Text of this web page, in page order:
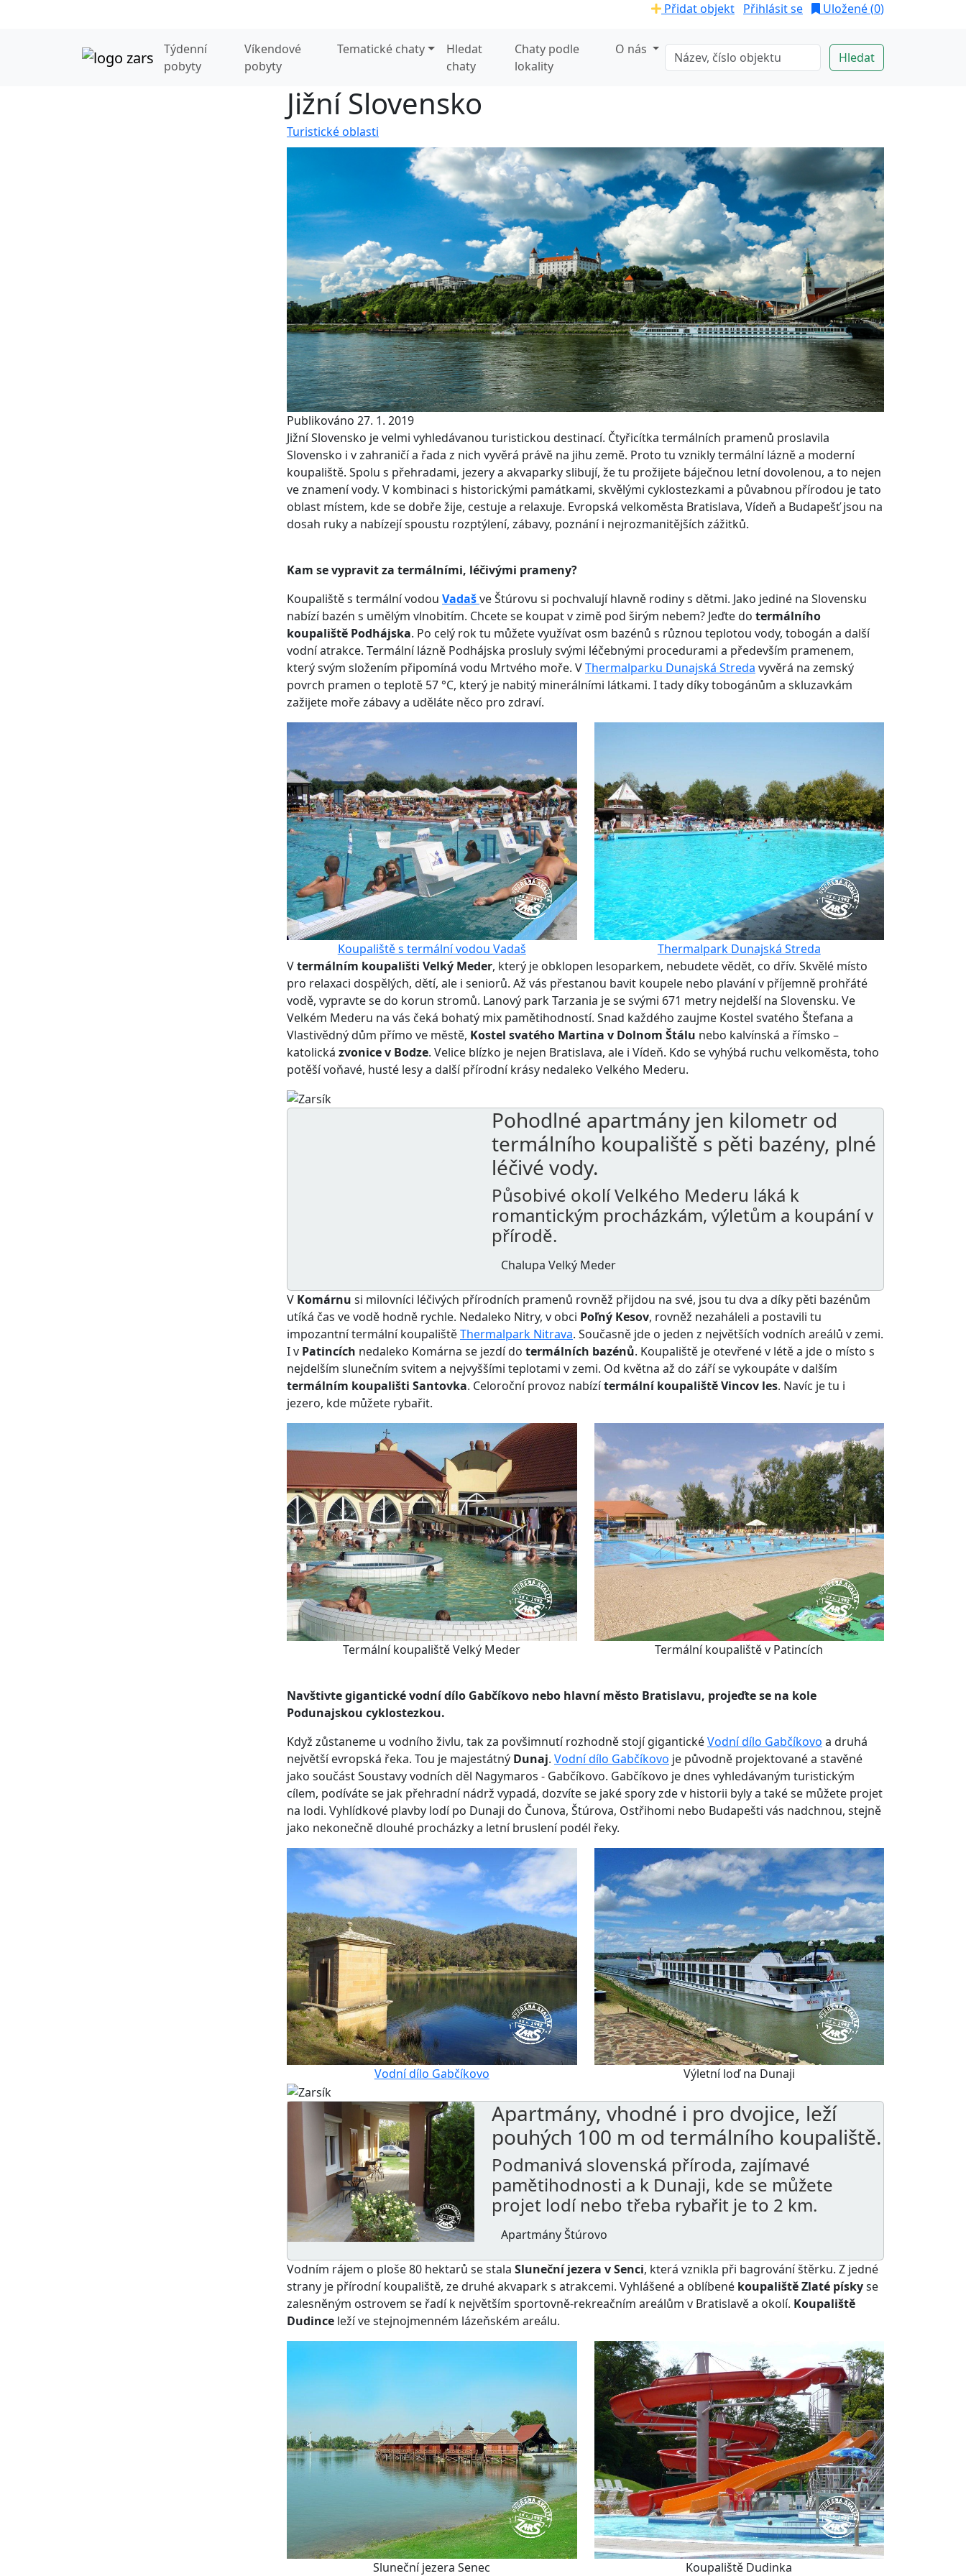
Přidat objekt Přihlásit se Uložené (0)
Týdenní
pobyty
Víkendové
pobyty
Tematické chaty
Hledat
chaty
Chaty podle
lokality
O nás
Jižní Slovensko
Turistické oblasti
Publikováno 27. 1. 2019
Jižní Slovensko je velmi vyhledávanou turistickou destinací. Čtyřicítka termálních pramenů proslavila
Slovensko i v zahraničí a řada z nich vyvěrá právě na jihu země. Proto tu vznikly termální lázně a moderní
koupaliště. Spolu s přehradami, jezery a akvaparky slibují, že tu prožijete báječnou letní dovolenou, a to nejen
ve znamení vody. V kombinaci s historickými památkami, skvělými cyklostezkami a půvabnou přírodou je tato
oblast místem, kde se dobře žije, cestuje a relaxuje. Evropská velkoměsta Bratislava, Vídeň a Budapešť jsou na
dosah ruky a nabízejí spoustu rozptýlení, zábavy, poznání i nejrozmanitějších zážitků.
Kam se vypravit za termálními, léčivými prameny?
Koupaliště s termální vodou Vadašve Štúrovu si pochvalují hlavně rodiny s dětmi. Jako jediné na Slovensku
nabízí bazén s umělým vlnobitím. Chcete se koupat v zimě pod širým nebem? Jeďte do termálního
koupaliště Podhájska. Po celý rok tu můžete využívat osm bazénů s různou teplotou vody, tobogán a další
vodní atrakce. Termální lázně Podhájska prosluly svými léčebnými procedurami a především pramenem,
který svým složením připomíná vodu Mrtvého moře. VThermalparku Dunajská Streda vyvěrá na zemský
povrch pramen o teplotě 57 °C, který je nabitý minerálními látkami. I tady díky tobogánům a skluzavkám
zažijete moře zábavy a uděláte něco pro zdraví.
Koupaliště s termální vodou Vadaš
Thermalpark Dunajská Streda
Vtermálním koupališti Velký Meder, který je obklopen lesoparkem, nebudete vědět, co dřív. Skvělé místo
pro relaxaci dospělých, dětí, ale i seniorů. Až vás přestanou bavit koupele nebo plavání v příjemně prohřáté
vodě, vypravte se do korun stromů. Lanový park Tarzania je se svými 671 metry nejdelší na Slovensku. Ve
Velkém Mederu na vás čeká bohatý mix pamětihodností. Snad každého zaujme Kostel svatého Štefana a
Vlastivědný dům přímo ve městě, Kostel svatého Martina v Dolnom Štálu nebo kalvínská a římsko –
katolická zvonice v Bodze. Velice blízko je nejen Bratislava, ale i Vídeň. Kdo se vyhýbá ruchu velkoměsta, toho
potěší voňavé, husté lesy a další přírodní krásy nedaleko Velkého Mederu.
Pohodlné apartmány jen kilometr od
termálního koupaliště s pěti bazény, plné
léčivé vody.
Působivé okolí Velkého Mederu láká k
romantickým procházkám, výletům a koupání v
přírodě.
Chalupa Velký Meder
V Komárnu si milovníci léčivých přírodních pramenů rovněž přijdou na své, jsou tu dva a díky pěti bazénům
utíká čas ve vodě hodně rychle. Nedaleko Nitry, v obci Poľný Kesov, rovněž nezaháleli a postavili tu
impozantní termální koupalištěThermalpark Nitrava. Současně jde o jeden z největších vodních areálů v zemi.
I v Patincích nedaleko Komárna se jezdí do termálních bazénů. Koupaliště je otevřené v létě a jde o místo s
nejdelším slunečním svitem a nejvyššími teplotami v zemi. Od května až do září se vykoupáte v dalším
termálním koupališti Santovka. Celoroční provoz nabízítermální koupaliště Vincov les. Navíc je tu i
jezero, kde můžete rybařit.
Termální koupaliště Velký Meder Termální koupaliště v Patincích
Navštivte gigantické vodní dílo Gabčíkovo nebo hlavní město Bratislavu, projeďte se na kole
Podunajskou cyklostezkou.
Když zůstaneme u vodního živlu, tak za povšimnutí rozhodně stojí gigantickéVodní dílo Gabčíkovo a druhá
největší evropská řeka. Tou je majestátný Dunaj. Vodní dílo Gabčíkovo je původně projektované a stavěné
jako součást Soustavy vodních děl Nagymaros - Gabčíkovo. Gabčíkovo je dnes vyhledávaným turistickým
cílem, podíváte se jak přehradní nádrž vypadá, dozvíte se jaké spory zde v historii byly a také se můžete projet
na lodi. Vyhlídkové plavby lodí po Dunaji do Čunova, Štúrova, Ostřihomi nebo Budapešti vás nadchnou, stejně
jako nekonečně dlouhé procházky a letní bruslení podél řeky.
Vodní dílo Gabčíkovo Výletní loď na Dunaji
Apartmány, vhodné i pro dvojice, leží
pouhých 100 m od termálního koupaliště.
Podmanivá slovenská příroda, zajímavé
pamětihodnosti a k Dunaji, kde se můžete
projet lodí nebo třeba rybařit je to 2 km.
Apartmány Štúrovo
Vodním rájem o ploše 80 hektarů se stala Sluneční jezera v Senci, která vznikla při bagrování štěrku. Z jedné
strany je přírodní koupaliště, ze druhé akvapark s atrakcemi. Vyhlášené a oblíbené koupaliště Zlaté pískyse
zalesněným ostrovem se řadí k největším sportovně-rekreačním areálům v Bratislavě a okolí. Koupaliště
Dudince leží ve stejnojmenném lázeňském areálu.
Sluneční jezera Senec Koupaliště Dudinka